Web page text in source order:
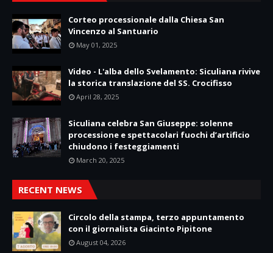
Corteo processionale dalla Chiesa San
Vincenzo al Santuario
May 01, 2025
Video - L'alba dello Svelamento: Siculiana rivive
la storica translazione del SS. Crocifisso
April 28, 2025
Siculiana celebra San Giuseppe: solenne
processione e spettacolari fuochi d’artificio
chiudono i festeggiamenti
March 20, 2025
RECENT NEWS
Circolo della stampa, terzo appuntamento
con il giornalista Giacinto Pipitone
August 04, 2026